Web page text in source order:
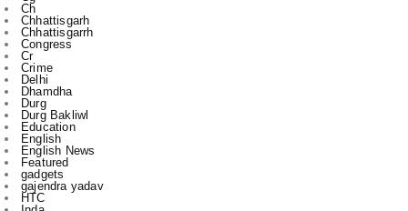
Cr
Crime
Delhi
Dhamdha
Durg
Durg Bakliwl
Education
English
English News
Featured
gadgets
gajendra yadav
HTC
Inda
Indai
Indi
India
International